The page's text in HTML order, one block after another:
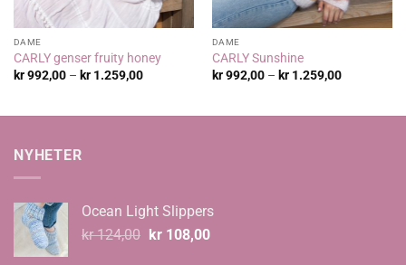
DAME
CARLY genser fruity honey
kr992,00 – kr1.259,00Prisområde:
DAME
CARLY Sunshine
kr992,00 – kr1.259,00
NYHETER
Ocean Light Slippers
kr124,00 Opprinnelig
kr108,00Nåværende